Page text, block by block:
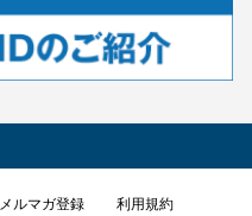
メルマガ登録 利用規約